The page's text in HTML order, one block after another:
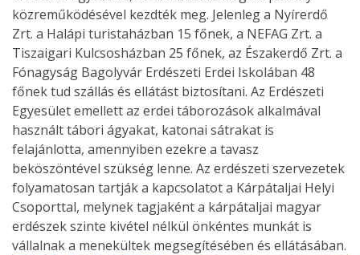
közreműködésével kezdték meg. Jelenleg a Nyírerdő
Zrt. a Halápi turistaházban 15 főnek, a NEFAG Zrt. a
Tiszaigari Kulcsosházban 25 főnek, az Északerdő Zrt. a
Fónagyság Bagolyvár Erdészeti Erdei Iskolában 48
főnek tud szállás és ellátást biztosítani. Az Erdészeti
Egyesület emellett az erdei táborozások alkalmával
használt tábori ágyakat, katonai sátrakat is
felajánlotta, amennyiben ezekre a tavasz
beköszöntével szükség lenne. Az erdészeti szervezetek
folyamatosan tartják a kapcsolatot a Kárpátaljai Helyi
Csoporttal, melynek tagjaként a kárpátaljai magyar
erdészek szinte kivétel nélkül önkéntes munkát is
vállalnak a menekültek megsegítésében és ellátásában.